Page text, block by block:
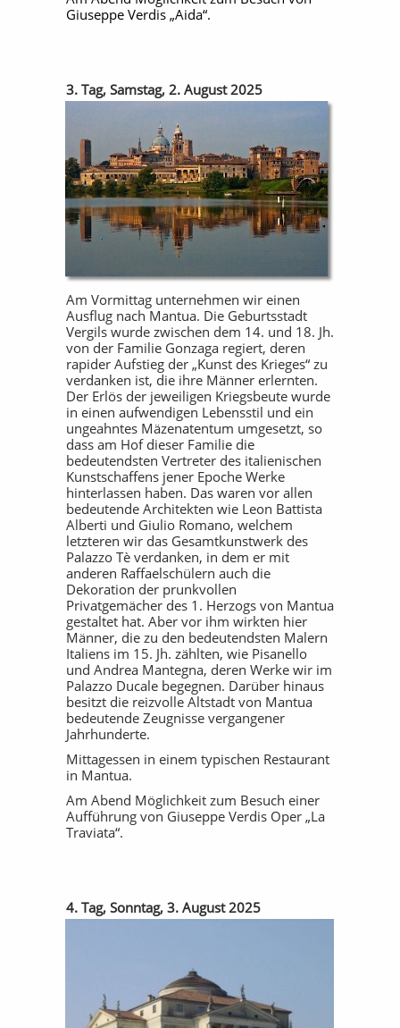
Giuseppe Verdis „Aida“.
3. Tag, Samstag, 2. August 2025
Am Vormittag unternehmen wir einen
Ausflug nach Mantua. Die Geburtsstadt
Vergils wurde zwischen dem 14. und 18. Jh.
von der Familie Gonzaga regiert, deren
rapider Aufstieg der „Kunst des Krieges“ zu
verdanken ist, die ihre Männer erlernten.
Der Erlös der jeweiligen Kriegsbeute wurde
in einen aufwendigen Lebensstil und ein
ungeahntes Mäzenatentum umgesetzt, so
dass am Hof dieser Familie die
bedeutendsten Vertreter des italienischen
Kunstschaffens jener Epoche Werke
hinterlassen haben. Das waren vor allen
bedeutende Architekten wie Leon Battista
Alberti und Giulio Romano, welchem
letzteren wir das Gesamtkunstwerk des
Palazzo Tè verdanken, in dem er mit
anderen Raffaelschülern auch die
Dekoration der prunkvollen
Privatgemächer des 1. Herzogs von Mantua
gestaltet hat. Aber vor ihm wirkten hier
Männer, die zu den bedeutendsten Malern
Italiens im 15. Jh. zählten, wie Pisanello
und Andrea Mantegna, deren Werke wir im
Palazzo Ducale begegnen. Darüber hinaus
besitzt die reizvolle Altstadt von Mantua
bedeutende Zeugnisse vergangener
Jahrhunderte.
Mittagessen in einem typischen Restaurant
in Mantua.
Am Abend Möglichkeit zum Besuch einer
Aufführung von Giuseppe Verdis Oper „La
Traviata“.
4. Tag, Sonntag, 3. August 2025